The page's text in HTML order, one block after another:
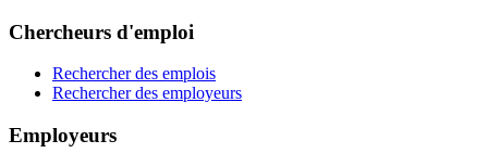
Chercheurs d'emploi
Rechercher des emplois
Rechercher des employeurs
Employeurs